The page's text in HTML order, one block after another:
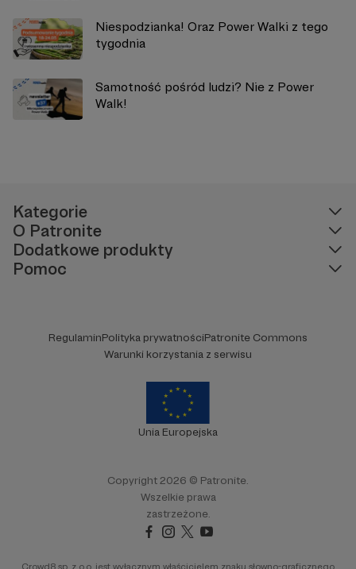
Niespodzianka! Oraz Power Walki z tego
tygodnia
Samotność pośród ludzi? Nie z Power
Walk!
Kategorie
O Patronite
Dodatkowe produkty
Pomoc
RegulaminPolityka prywatnościPatronite Commons
Warunki korzystania z serwisu
Unia Europejska
Copyright 2026 © Patronite.
Wszelkie prawa
zastrzeżone.
Crowd8 sp. z o.o. jest wyłącznym właścicielem znaku słowno-graficznego